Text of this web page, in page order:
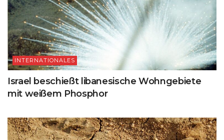
INTERNATIONALES
Israel beschießt libanesische Wohngebiete
mit weißem Phosphor